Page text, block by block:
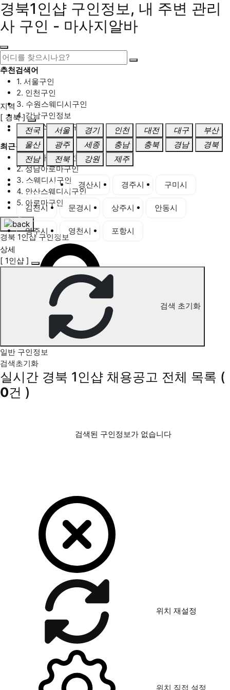
경북1인샵 구인정보, 내 주변 관리
사 구인 - 마사지알바
추천검색어
1. 서울구인
2. 인천구인
3. 수원스웨디시구인
4. 강남구인정보
5. 동탄스웨디시구인
최근검색어
1. 일산마사지구인
2. 성남아로마구인
3. 스웨디시구인
4. 안산스웨디시구인
5. 아로마구인
경북 1인샵 구인정보
지역
[ 경북 ]
전국
서울 경기 인천 대전 대구
부산
울산
광주 세종 충남 충북 경남
경북
전남
전북 강원 제주
경북 전체 경산시 경주시 구미시
김천시 문경시 상주시 안동시
영주시 영천시
포항시
상세
[ 1인샵 ]
검색 초기화
일반 구인정보
검색초기화
실시간 경북 1인샵 채용공고 전체 목록 (
0건 )
검색된 구인정보가 없습니다
위치 재설정
위치 직접 설정